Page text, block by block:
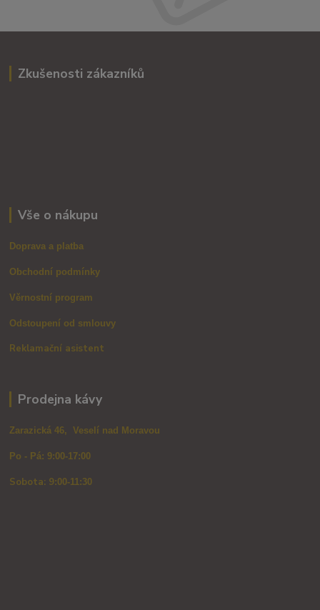
Zkušenosti zákazníků
Vše o nákupu
Doprava a platba
Obchodní podmínky
Věrnostní program
Odstoupení od smlouvy
Reklamační asistent
Prodejna kávy
Zarazická 46, Veselí nad Moravou
Po - Pá: 9:00-17:00
Sobota: 9:00-11:30